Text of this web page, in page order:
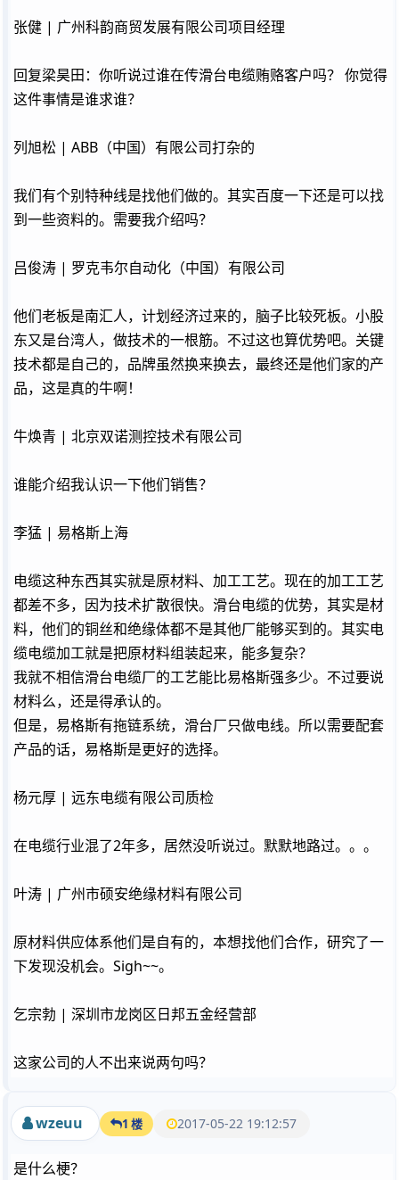
张健 | 广州科韵商贸发展有限公司项目经理
回复梁昊田：你听说过谁在传滑台电缆贿赂客户吗？ 你觉得
这件事情是谁求谁？
列旭松 | ABB（中国）有限公司打杂的
我们有个别特种线是找他们做的。其实百度一下还是可以找
到一些资料的。需要我介绍吗？
吕俊涛 | 罗克韦尔自动化（中国）有限公司
他们老板是南汇人，计划经济过来的，脑子比较死板。小股
东又是台湾人，做技术的一根筋。不过这也算优势吧。关键
技术都是自己的，品牌虽然换来换去，最终还是他们家的产
品，这是真的牛啊！
牛焕青 | 北京双诺测控技术有限公司
谁能介绍我认识一下他们销售？
李猛 | 易格斯上海
电缆这种东西其实就是原材料、加工工艺。现在的加工工艺
都差不多，因为技术扩散很快。滑台电缆的优势，其实是材
料，他们的铜丝和绝缘体都不是其他厂能够买到的。其实电
缆电缆加工就是把原材料组装起来，能多复杂？
我就不相信滑台电缆厂的工艺能比易格斯强多少。不过要说
材料么，还是得承认的。
但是，易格斯有拖链系统，滑台厂只做电线。所以需要配套
产品的话，易格斯是更好的选择。
杨元厚 | 远东电缆有限公司质检
在电缆行业混了2年多，居然没听说过。默默地路过。。。
叶涛 | 广州市硕安绝缘材料有限公司
原材料供应体系他们是自有的，本想找他们合作，研究了一
下发现没机会。Sigh~~。
乞宗勃 | 深圳市龙岗区日邦五金经营部
这家公司的人不出来说两句吗？
wzeuu 1 楼 2017-05-22 19:12:57
是什么梗？